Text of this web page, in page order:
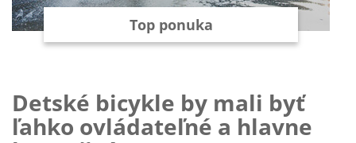
Top ponuka
Detské bicykle by mali byť
ľahko ovládateľné a hlavne